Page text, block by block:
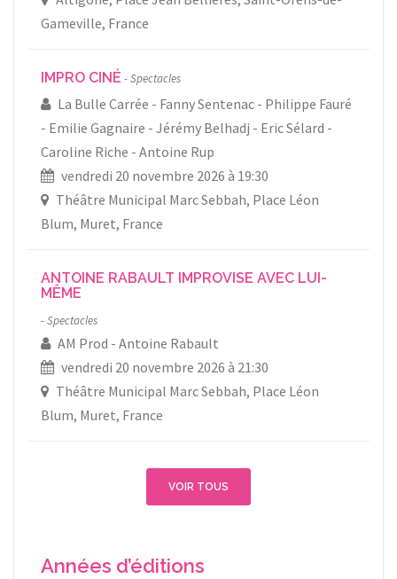
Gameville, France
IMPRO CINÉ Spectacles
La Bulle Carrée Fanny Sentenac
Philippe Fauré
Emilie Gagnaire
Jérémy Belhadj
Eric Sélard
Caroline Riche
Antoine Rup
vendredi 20 novembre 2026 à 19:30
Théâtre Municipal Marc Sebbah, Place Léon
Blum, Muret, France
ANTOINE RABAULT IMPROVISE AVEC LUI-
MÊME
Spectacles
AM Prod
Antoine Rabault
vendredi 20 novembre 2026 à 21:30
Théâtre Municipal Marc Sebbah, Place Léon
Blum, Muret, France
VOIR TOUS
Années d’éditions